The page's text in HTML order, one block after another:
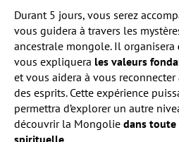
Durant 5 jours, vous serez
vous guidera à travers les
ancestrale mongole. Il organisera
vous expliquera les valeurs
et vous aidera à vous reconnecter
des esprits. Cette expérience
permettra d’explorer un autre
découvrir la Mongolie dans
spirituelle.